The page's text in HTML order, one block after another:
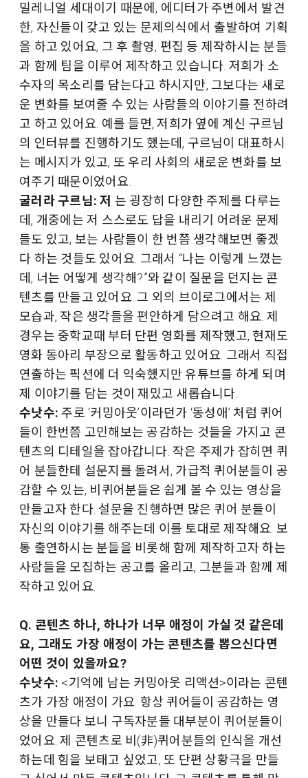
밀레니얼 세대이기 때문에, 에디터가 주변에서 발견
한, 자신들이 갖고 있는 문제의식에서 출발하여 기획
을 하고 있어요, 그 후 촬영, 편집 등 제작하시는 분들
과 함께 팀을 이루어 제작하고 있습니다. 저희가 소
수자의 목소리를 담는다고 하시지만, 그보다는 새로
운 변화를 보여줄 수 있는 사람들의 이야기를 전하려
고 하고 있어요. 예를 들면, 저희가 옆에 계신 구르님
의 인터뷰를 진행하기도 했는데, 구르님이 대표하시
는 메시지가 있고, 또 우리 사회의 새로운 변화를 보
여주기 때문이었어요.
굴러라 구르님: 저 는 굉장히 다양한 주제를 다루는
데, 개중에는 저 스스로도 답을 내리기 어려운 문제
들도 있고, 보는 사람들이 한 번쯤 생각해보면 좋겠
다 하는 것들도 있어요. 그래서 “나는 이렇게 느꼈는
데, 너는 어떻게 생각해?”와 같이 질문을 던지는 콘
텐츠를 만들고 있어요. 그 외의 브이로그에서는 제
모습과, 작은 생각들을 편안하게 담으려고 해요. 제
경우는 중학교때 부터 단편 영화를 제작했고, 현재도
영화 동아리 부장으로 활동하고 있어요. 그래서 직접
연출하는 픽션에 더 익숙했지만 유튜브를 하게 되며
제 이야기를 담는 것이 재밌고 새롭습니다.
수낫수: 주로 ‘커밍아웃’이라던가 ‘동성애’ 처럼 퀴어
들이 한번쯤 고민해보는 공감하는 것들을 가지고 콘
텐츠의 디테일을 잡아갑니다. 작은 주제가 잡히면 퀴
어 분들한테 설문지를 돌려서, 가급적 퀴어분들이 공
감할 수 있는, 비퀴어분들은 쉽게 볼 수 있는 영상을
만들고자 한다. 설문을 진행하면 많은 퀴어 분들이
자신의 이야기를 해주는데 이를 토대로 제작해요. 보
통 출연하시는 분들을 비롯해 함께 제작하고자 하는
사람들을 모집하는 공고를 올리고, 그분들과 함께 제
작하고 있어요.
Q. 콘텐츠 하나, 하나가 너무 애정이 가실 것 같은데
요, 그래도 가장 애정이 가는 콘텐츠를 뽑으신다면
어떤 것이 있을까요?
수낫수: <기억에 남는 커밍아웃 리액션>이라는 콘텐
츠가 가장 애정이 가요. 항상 퀴어들이 공감하는 영
상을 만들다 보니 구독자분들 대부분이 퀴어분들이
었어요. 제 콘텐츠로 비(非)퀴어분들의 인식을 개선
하는데 힘을 보태고 싶었고, 또 단편 상황극을 만들